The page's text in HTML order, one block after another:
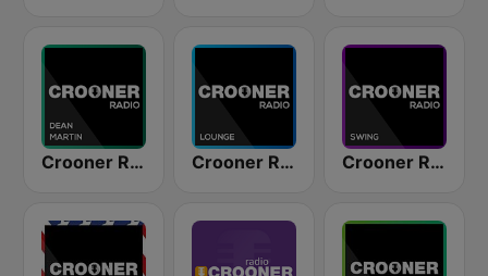
Crooner Radio Dean Martin Crooner Radio Lounge Crooner Radio Swing